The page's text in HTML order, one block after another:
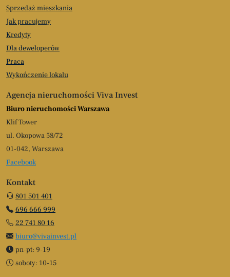
Sprzedaż mieszkania
Jak pracujemy
Kredyty
Dla deweloperów
Praca
Wykończenie lokalu
Agencja nieruchomości Viva Invest
Biuro nieruchomości Warszawa
Klif Tower
ul. Okopowa 58/72
01-042, Warszawa
Facebook
Kontakt
801 501 401
696 666 999
22 741 80 16
biuro@vivainvest.pl
pn–pt: 9-19
soboty: 10-15